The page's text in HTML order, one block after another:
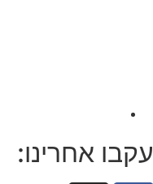
עקבו אחרינו: